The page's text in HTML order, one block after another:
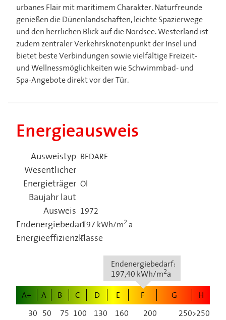
urbanes Flair mit maritimem Charakter. Naturfreunde
genießen die Dünenlandschaften, leichte Spazierwege
und den herrlichen Blick auf die Nordsee. Westerland ist
zudem zentraler Verkehrsknotenpunkt der Insel und
bietet beste Verbindungen sowie vielfältige Freizeit-
und Wellnessmöglichkeiten wie Schwimmbad- und
Spa-Angebote direkt vor der Tür.
Energieausweis
Ausweistyp BEDARF
Wesentlicher
Energieträger Öl
Baujahr laut
Ausweis
1972
Endenergiebedarf197 kWh/m2a
Energieeffizienzklasse
F
Endenergiebedarf:
197,40 kWh/m2a
A+ A B C D E F G H
30 50 75 100 130 160 200 250>250